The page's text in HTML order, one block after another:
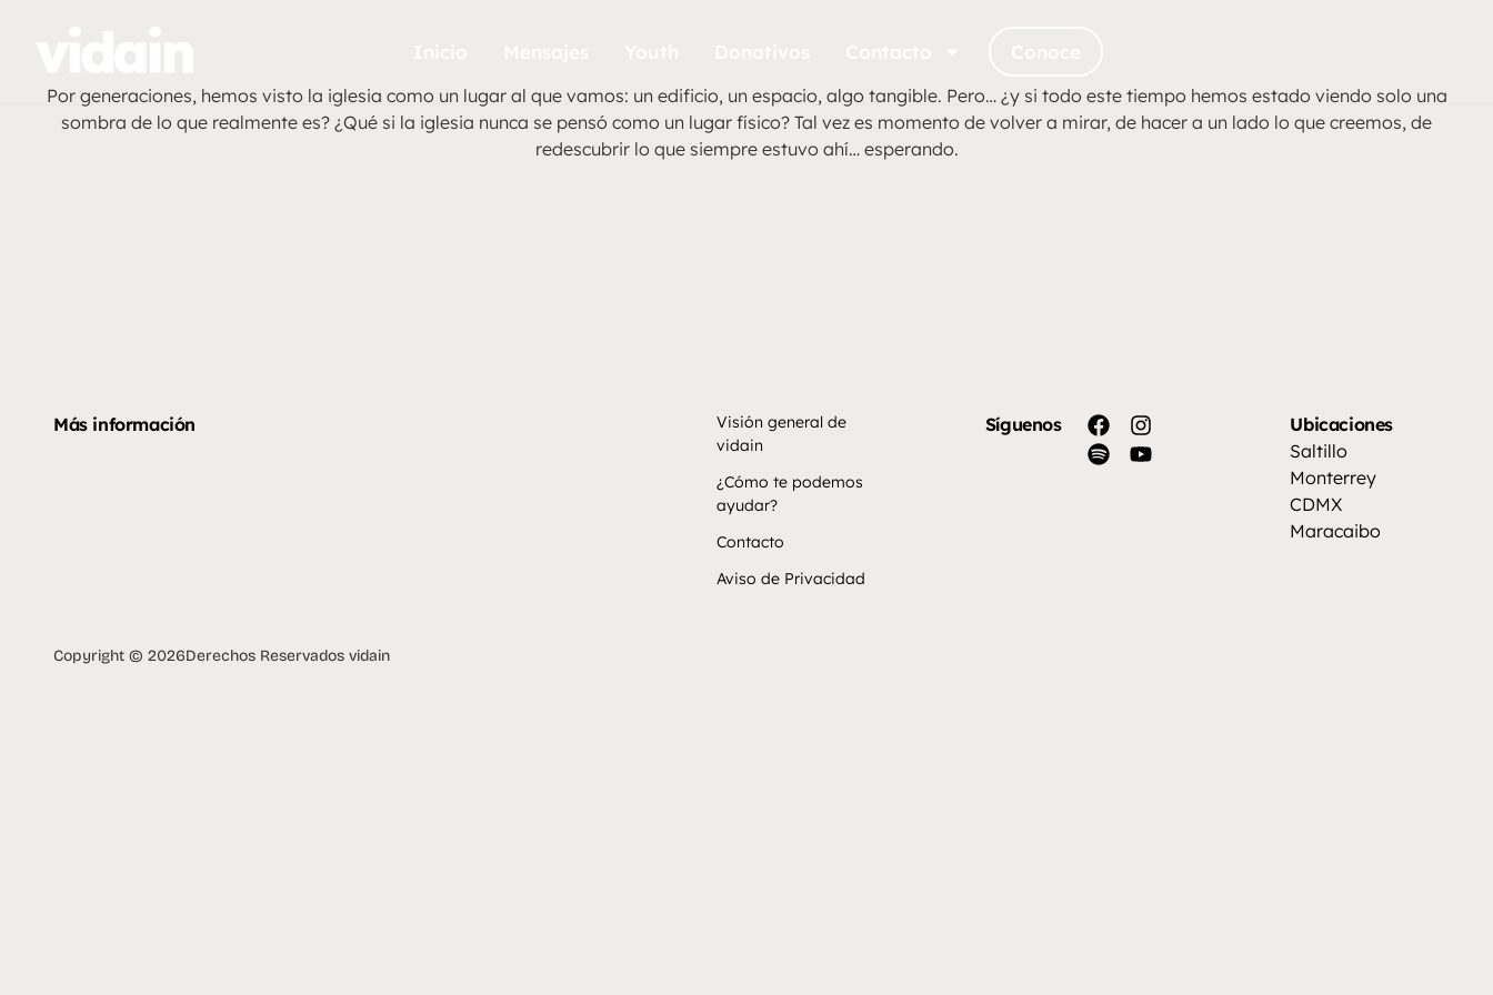
Por generaciones, hemos visto la iglesia como un lugar al que vamos: un edificio, un espacio, algo tangible. Pero… ¿y si todo este tiempo hemos estado viendo solo una
sombra de lo que realmente es? ¿Qué si la iglesia nunca se pensó como un lugar físico? Tal vez es momento de volver a mirar, de hacer a un lado lo que creemos, de
redescubrir lo que siempre estuvo ahí… esperando.
Más información
Visión general de
vidain
¿Cómo te podemos
ayudar?
Contacto
Aviso de Privacidad
Síguenos
Ubicaciones
Saltillo
Monterrey
CDMX
Maracaibo
Copyright © 2026Derechos Reservados vidain